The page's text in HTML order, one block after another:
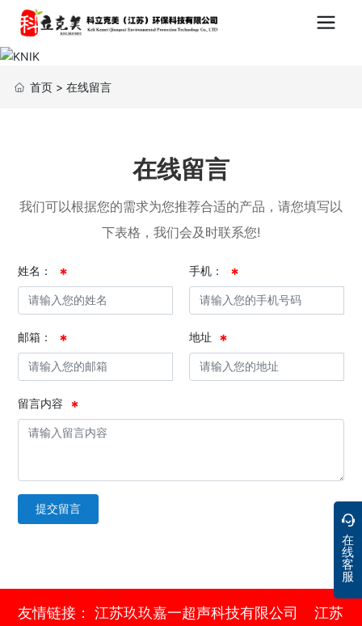
首页> 在线留言
在线留言
我们可以根据您的需求为您推荐合适的产品，请您填写以
下表格，我们会及时联系您!
姓名： 手机：
邮箱： 地址
留言内容
提交留言
在
线
客
服
友情链接：江苏玖玖嘉一超声科技有限公司
江苏